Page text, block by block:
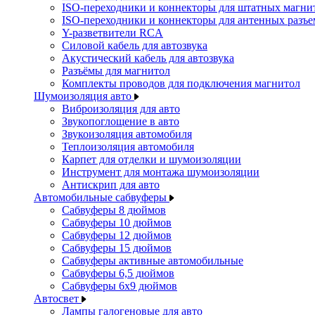
ISO-переходники и коннекторы для штатных
ISO-переходники и коннекторы для антенных
Y-разветвители RCA
Силовой кабель для автозвука
Акустический кабель для автозвука
Разъёмы для магнитол
Комплекты проводов для подключения магнитол
Шумоизоляция авто
Виброизоляция для авто
Звукопоглощение в авто
Звукоизоляция автомобиля
Теплоизоляция автомобиля
Карпет для отделки и шумоизоляции
Инструмент для монтажа шумоизоляции
Антискрип для авто
Автомобильные сабвуферы
Сабвуферы 8 дюймов
Сабвуферы 10 дюймов
Сабвуферы 12 дюймов
Сабвуферы 15 дюймов
Сабвуферы активные автомобильные
Сабвуферы 6,5 дюймов
Сабвуферы 6x9 дюймов
Автосвет
Лампы галогеновые для авто